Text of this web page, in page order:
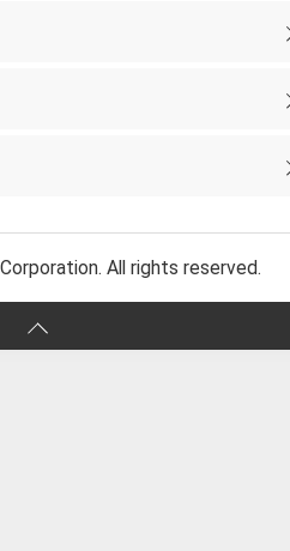
All rights reserved.